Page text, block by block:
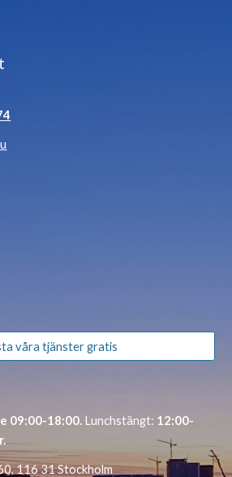
våra tjänster gratis
09:00-18:00. Lunchstängt: 12:00-
116 31 Stockholm